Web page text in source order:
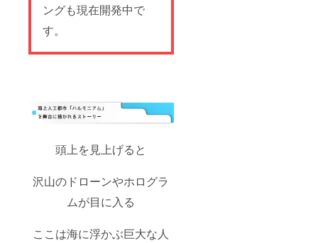
ングも現在開発中で
す。
頭上を見上げると
沢山のドローンやホログラ
ムが目に入る
ここは海に浮かぶ巨大な人